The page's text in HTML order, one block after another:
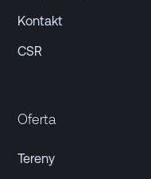
Kontakt
CSR
Oferta
Tereny